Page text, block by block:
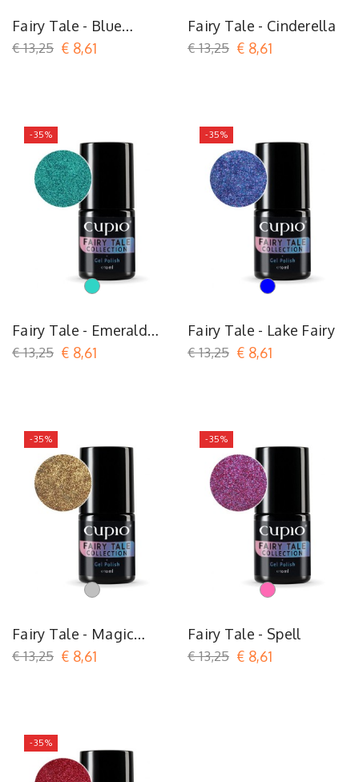
Fairy Tale - Blue
Wizard
€ 13,25 € 8,61
Fairy Tale - Cinderella
€ 13,25 € 8,61
-35%
Fairy Tale - Emerald
Palace
€ 13,25 € 8,61
Turquoise
-35%
Fairy Tale - Lake Fairy
€ 13,25 € 8,61
Turquoise
-35%
Fairy Tale - Magic
Wand
€ 13,25 € 8,61
Argent
-35%
Fairy Tale - Spell
€ 13,25 € 8,61
Roze
-35%